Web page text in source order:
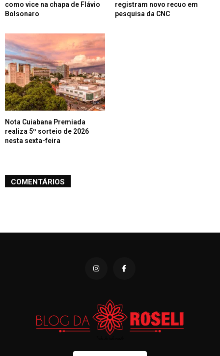
como vice na chapa de Flávio
Bolsonaro
registram novo recuo em
pesquisa da CNC
Nota Cuiabana Premiada
realiza 5º sorteio de 2026
nesta sexta-feira
COMENTÁRIOS